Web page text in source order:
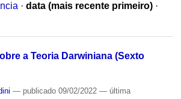
· data (mais recente primeiro) ·
a Teoria Darwiniana (Sexto
— publicado09/02/2022 — última